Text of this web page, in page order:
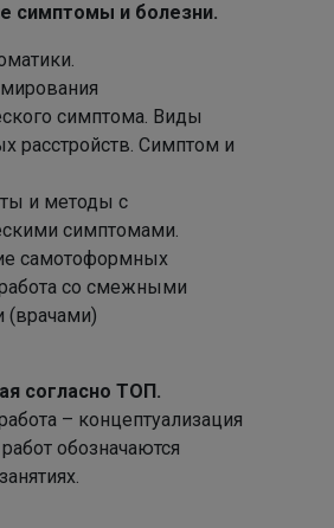
симптомы и болезни.
симптома. Виды
расстройств. Симптом и
и методы с
симптомами.
самотоформных
со смежными
(врачами)
согласно ТОП.
– концептуализация
обозначаются